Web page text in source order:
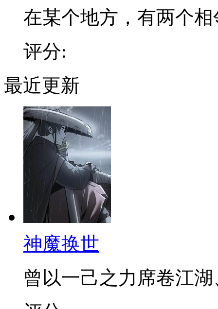
在某个地方，有两个相
评分:
最近更新
神魔换世
曾以一己之力席卷江湖